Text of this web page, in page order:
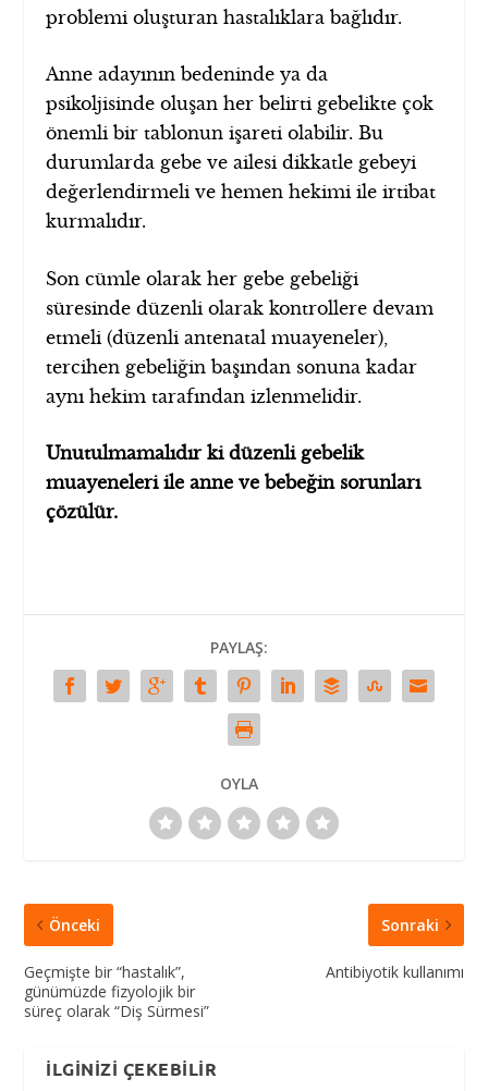
problemi oluşturan hastalıklara bağlıdır.
Anne adayının bedeninde ya da
psikoljisinde oluşan her belirti gebelikte çok
önemli bir tablonun işareti olabilir. Bu
durumlarda gebe ve ailesi dikkatle gebeyi
değerlendirmeli ve hemen hekimi ile irtibat
kurmalıdır.
Son cümle olarak her gebe gebeliği
süresinde düzenli olarak kontrollere devam
etmeli (düzenli antenatal muayeneler),
tercihen gebeliğin başından sonuna kadar
aynı hekim tarafından izlenmelidir.
Unutulmamalıdır ki düzenli gebelik
muayeneleri ile anne ve bebeğin sorunları
çözülür.
PAYLAŞ:
OYLA
Önceki
Geçmişte bir “hastalık”,
günümüzde fizyolojik bir
süreç olarak “Diş Sürmesi”
Sonraki
Antibiyotik kullanımı
İLGINIZI ÇEKEBILIR